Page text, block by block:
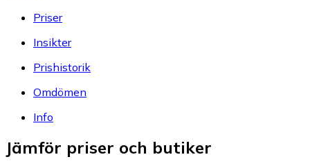
Priser
Insikter
Prishistorik
Omdömen
Info
Jämför priser och butiker